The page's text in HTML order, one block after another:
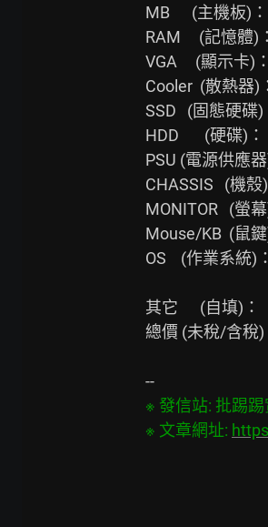
MB      (主機板)
RAM     (記憶體)
VGA     (顯示卡)
Cooler  (散熱器)
SSD   (固態硬碟
HDD       (硬碟)：
PSU (電源供應
CHASSIS   (機
MONITOR   (螢幕
Mouse/KB  (鼠鍵
OS    (作業系統)：
其它      (自填)：
總價 (未稅/含稅)
※ 發信站: 批踢
※ 文章網址: